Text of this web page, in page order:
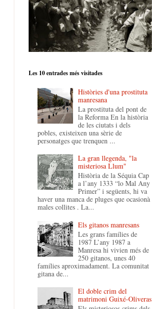
Les 10 entrades més visitades
Històries d'una prostituta
manresana
La prostituta del pont de
la Reforma En la història
de les ciutats i dels
pobles, existeixen una sèrie de
personatges que trenquen ...
La gran llegenda, "la
misteriosa Llum"
Història de la Séquia Cap
a l’any 1333 “lo Mal Any
Primer” i següents, hi va
haver una manca de pluges que ocasionà
males collites . La...
Els gitanos manresans
Les grans famílies de
1987 L’any 1987 a
Manresa hi vivien més de
250 gitanos, unes 40
famílies aproximadament. La comunitat
gitana de...
El doble crim del
matrimoni Guixé-Oliveras